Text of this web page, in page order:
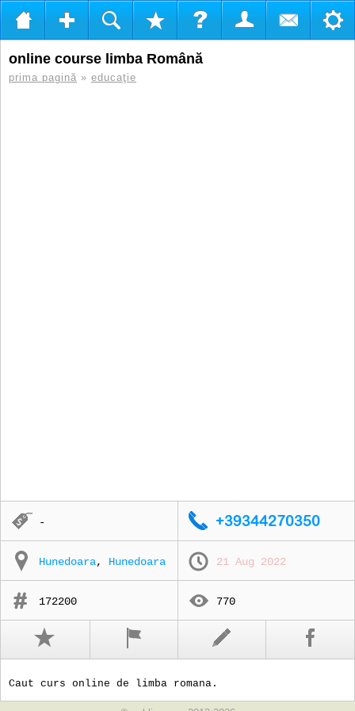
online course limba Română
prima pagină » educaţie
-
Hunedoara, Hunedoara 21 Aug 2022
172200 770
Caut curs online de limba romana.